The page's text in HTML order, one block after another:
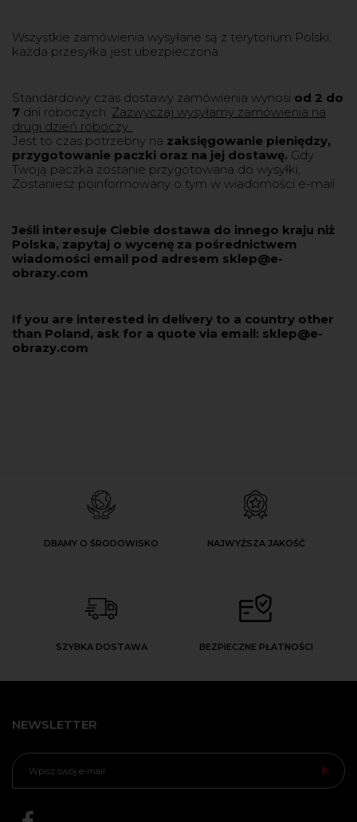
Wszystkie zamówienia wysyłane są z terytorium Polski,
każda przesyłka jest ubezpieczona.
Standardowy czas dostawy zamówienia wynosi od 2 do
7 dni roboczych. Zazwyczaj wysyłamy zamówienia na
drugi dzień roboczy.
Jest to czas potrzebny na zaksięgowanie pieniędzy,
przygotowanie paczki oraz na jej dostawę. Gdy
Twoją paczka zostanie przygotowana do wysyłki,
Zostaniesz poinformowany o tym w wiadomości e-mail.
Jeśli interesuje Ciebie dostawa do innego kraju niż
Polska, zapytaj o wycenę za pośrednictwem
wiadomości email pod adresem sklep@e-
obrazy.com
If you are interested in delivery to a country other
than Poland, ask for a quote via email: sklep@e-
obrazy.com
DBAMY O ŚRODOWISKO NAJWYŻSZA JAKOŚĆ
SZYBKA DOSTAWA BEZPIECZNE PŁATNOŚCI
NEWSLETTER